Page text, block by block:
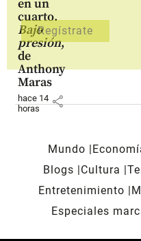
en un
cuarto.
Bajo
presión,
de
Anthony
Maras
hace 14
horas
share
Mundo
Blogs
Cultura
Entretenimiento
Especiales